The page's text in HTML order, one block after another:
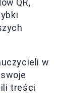
QR,
w
treści